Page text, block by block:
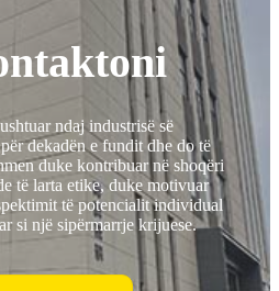
ndaj industrisë së
dekadën e fundit dhe do të
duke kontribuar në shoqëri
të larta etike, duke motivuar
të potencialit individual
si një sipërmarrje krijuese.